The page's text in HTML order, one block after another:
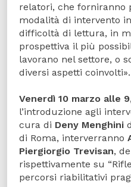
relatori, che forniranno
modalità di intervento
difficoltà di lettura, in
prospettiva il più
lavorano nel settore, o
diversi aspetti coinvolti».
Venerdì 10 marzo alle 9
l’introduzione agli
cura di Deny Menghini
di Roma, interverranno
Piergiorgio Trevisan,
rispettivamente su
percorsi riabilitativi